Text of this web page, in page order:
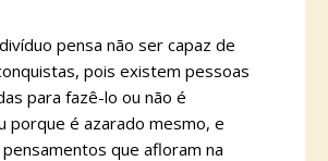
pensa não ser capaz de
pois existem pessoas
para fazê-lo ou não é
porque é azarado mesmo, e
que afloram na